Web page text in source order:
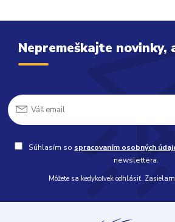
Nepremeškajte novinky,
Súhlasím so spracovaním osobných
newslettera.
Môžete sa kedykoľvek odhlásiť.